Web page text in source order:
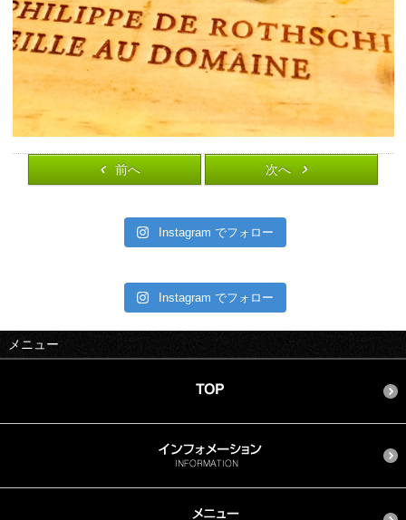
前へ 次へ
Instagram でフォロー
Instagram でフォロー
メニュー